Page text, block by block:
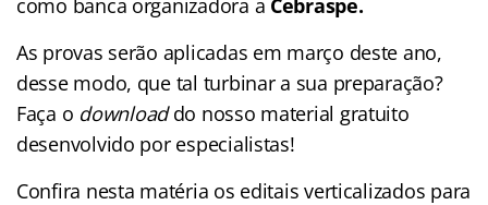
como banca organizadora a Cebraspe.
As provas serão aplicadas em março deste ano,
desse modo, que tal turbinar a sua preparação?
Faça o downloaddo nosso material gratuito
desenvolvido por especialistas!
Confira nesta matéria os editais verticalizados para